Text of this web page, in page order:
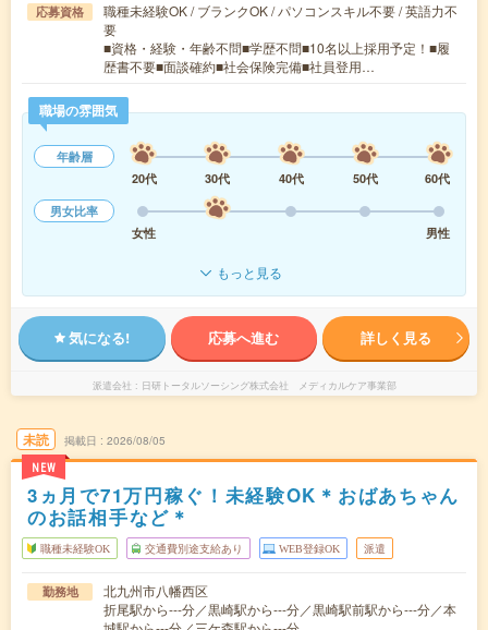
応募資格
職種未経験OK / ブランクOK / パソコンスキル不要 / 英語力不
要
■資格・経験・年齢不問■学歴不問■10名以上採用予定！■履
歴書不要■面談確約■社会保険完備■社員登用…
職場の雰囲気
年齢層
20代
30代 40代 50代
60代
男女比率
女性
男性
もっと見る
気になる! 応募へ進む 詳しく見る
派遣会社 日研トータルソーシング株式会社 メディカルケア事業部
未読
NEW
掲載日 2026/08/05
3ヵ月で71万円稼ぐ！未経験OK＊おばあちゃん
のお話相手など＊
職種未経験OK 交通費別途支給あり WEB登録OK 派遣
勤務地
北九州市八幡西区
折尾駅から---分／黒崎駅から---分／黒崎駅前駅から---分／本